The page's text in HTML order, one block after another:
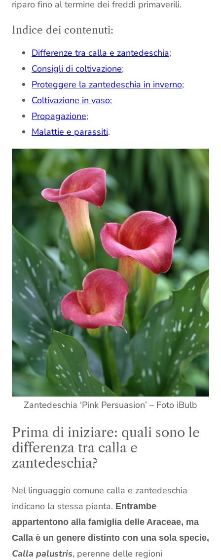
riparo fino al termine dei freddi primaverili.
Indice dei contenuti:
Differenze tra calla e zantedeschia;
Consigli di coltivazione;
Proteggere la zantedeschia in inverno;
Coltivazione in vaso;
Propagazione;
Malattie e parassiti.
Zantedeschia ‘Pink Persuasion’ – Foto iBulb
Prima di iniziare: quali sono le
differenza tra calla e
zantedeschia?
Nel linguaggio comune calla e zantedeschia
indicano la stessa pianta. Entrambe
appartentono alla famiglia delle Araceae, ma
Calla è un genere distinto con una sola specie,
Calla palustris, perenne delle regioni